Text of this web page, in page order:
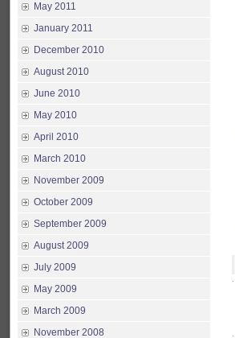
May 2011
January 2011
December 2010
August 2010
June 2010
May 2010
April 2010
March 2010
November 2009
October 2009
September 2009
August 2009
July 2009
May 2009
March 2009
November 2008